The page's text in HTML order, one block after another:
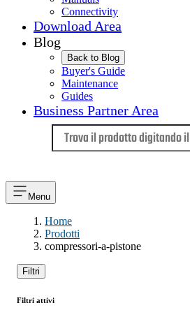
Connectivity
Download Area
Blog
Back to Blog
Buyer's Guide
Maintenance
Guides
Business Partner Area
Menu
Home
Prodotti
compressori-a-pistone
Filtri
Filtri attivi